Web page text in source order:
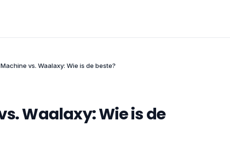
vs. Waalaxy: Wie is de beste?
Waalaxy: Wie is de